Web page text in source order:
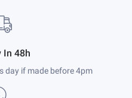
In 48h
day if made before 4pm